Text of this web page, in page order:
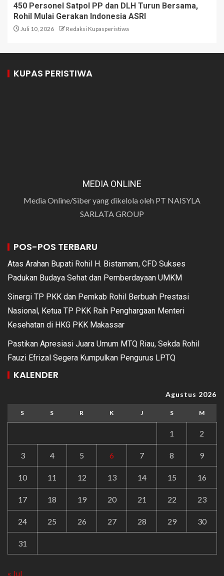
450 Personel Satpol PP dan DLH Turun Bersama,
Rohil Mulai Gerakan Indonesia ASRI
Juli 10, 2026 Redaksi Kupasperistiwa
KUPAS PERISTIWA
MEDIA ONLINE
Media Online/Siber yang dikelola oleh PT NAISYLA
SARLATA GROUP
POS-POS TERBARU
Atas Arahan Bupati Rohil H. Bistamam, CFD Sukses
Padukan Budaya Sehat dan Pemberdayaan UMKM
Sinergi TP PKK dan Pemkab Rohil Berbuah Prestasi
Nasional, Ketua TP PKK Raih Penghargaan Menteri
Kesehatan di HKG PKK Makassar
Pastikan Apresiasi Juara Umum MTQ Riau, Sekda Rohil
Fauzi Efrizal Segera Kumpulkan Pengurus LPTQ
KALENDER
Agustus 2026
S S R K J S M
1 2
3 4 5 6 7 8 9
10 11 12 13 14 15 16
17 18 19 20 21 22 23
24 25 26 27 28 29 30
31
« Jul